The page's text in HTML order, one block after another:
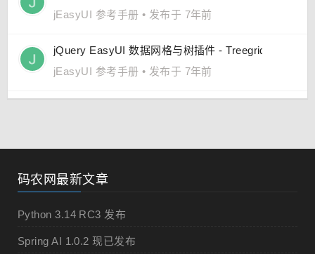
jEasyUI 参考手册 • 发布于 7年前
jQuery EasyUI 数据网格与树插件 - Treegrid 树形网格
jEasyUI 参考手册 • 发布于 7年前
码农网最新文章
Python 3.14 RC3 发布
Spring AI 1.0.2 现已发布